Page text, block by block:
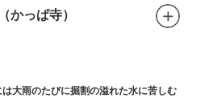
かっぱ寺）
大雨のたびに掘割の溢れた水に苦しむ